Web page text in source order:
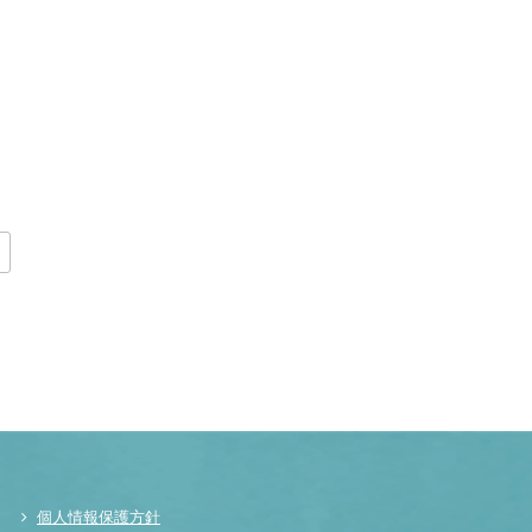
個人情報保護方針